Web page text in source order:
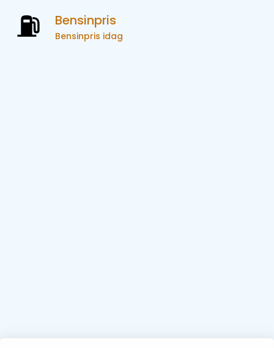
Bensinpris
Bensinpris idag